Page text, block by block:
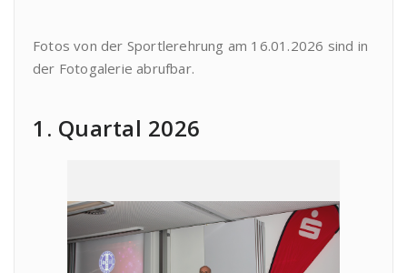
Fotos von der Sportlerehrung am 16.01.2026 sind in
der Fotogalerie abrufbar.
1. Quartal 2026